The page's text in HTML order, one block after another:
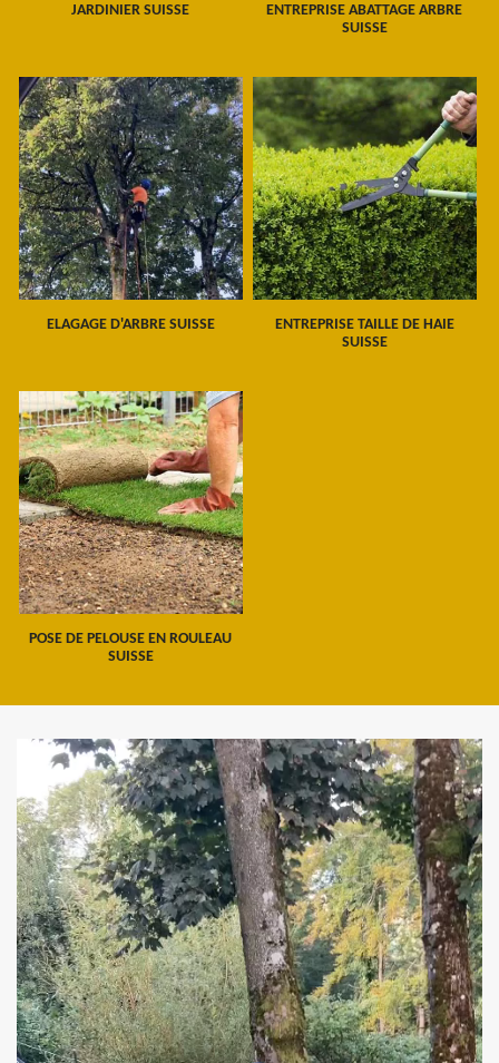
JARDINIER SUISSE
ENTREPRISE ABATTAGE ARBRE
SUISSE
ELAGAGE D'ARBRE SUISSE
ENTREPRISE TAILLE DE HAIE
SUISSE
POSE DE PELOUSE EN ROULEAU
SUISSE